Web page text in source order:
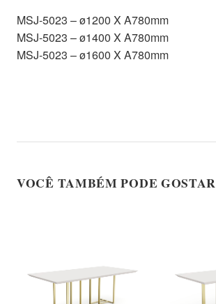
MSJ-5023 – ø1200 X A780mm
MSJ-5023 – ø1400 X A780mm
MSJ-5023 – ø1600 X A780mm
VOCÊ TAMBÉM PODE GOSTAR